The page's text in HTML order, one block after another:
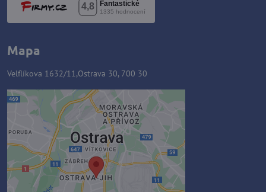
Mapa
Velflíkova 1632/11,Ostrava 30, 700 30
Zawartość zewnętrzna jest
blokowana przez opcje
prywatności
Czy chcesz załadować zawartość
zewnętrzną?